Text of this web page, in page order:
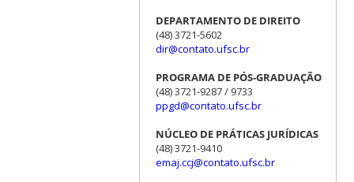
DEPARTAMENTO DE DIREITO
(48) 3721-5602
dir@contato.ufsc.br
PROGRAMA DE PÓS-GRADUAÇÃO
(48) 3721-9287 / 9733
ppgd@contato.ufsc.br
NÚCLEO DE PRÁTICAS JURÍDICAS
(48) 3721-9410
emaj.ccj@contato.ufsc.br